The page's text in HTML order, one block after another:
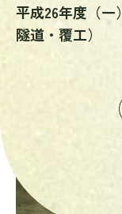
平成26年度（一
隧道・覆工）